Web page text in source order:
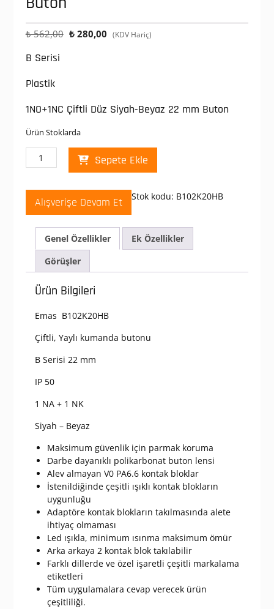
₺562,00 Orijinal
₺280,00 Şu
(KDV Hariç)
B Serisi
Plastik
1NO+1NC Çiftli Düz Siyah-Beyaz 22 mm Buton
Ürün Stoklarda
Emas
B102K20HB
Yaylı
Buton
B
Serisi
Plastik
1NO+1NC
Çiftli
Düz
Siyah-
mm
Buton
adet
Sepete Ekle
Alışverişe Devam Et Stok kodu: B102K20HB
Genel Özellikler
Ek Özellikler
Görüşler
Ürün Bilgileri
Emas B102K20HB
Çiftli, Yaylı kumanda butonu
B Serisi 22 mm
IP 50
1 NA + 1 NK
Siyah – Beyaz
Maksimum güvenlik için parmak koruma
Darbe dayanıklı polikarbonat buton lensi
Alev almayan V0 PA6.6 kontak bloklar
İstenildiğinde çeşitli ışıklı kontak blokların
uygunluğu
Adaptöre kontak blokların takılmasında alete
ihtiyaç olmaması
Led ışıkla, minimum ısınma maksimum ömür
Arka arkaya 2 kontak blok takılabilir
Farklı dillerde ve özel işaretli çeşitli markalama
etiketleri
Tüm uygulamalara cevap verecek ürün
çeşitliliği.